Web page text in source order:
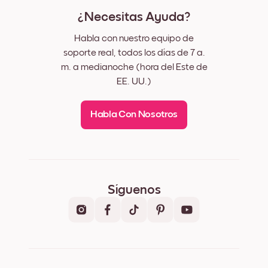
¿Necesitas Ayuda?
Habla con nuestro equipo de
soporte real, todos los días de 7 a.
m. a medianoche (hora del Este de
EE. UU.)
Habla Con Nosotros
Síguenos